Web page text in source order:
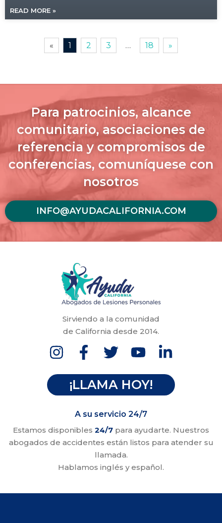
READ MORE »
« 1 2 3 … 18 »
Para patrocinios, alcance
comunitario, asociaciones de
referencia y compromisos de
conferencias, comuníquese con
nosotros
INFO@AYUDACALIFORNIA.COM
Sirviendo a la comunidad
de California desde 2014.
¡LLAMA HOY!
A su servicio 24/7
Estamos disponibles 24/7 para ayudarte. Nuestros
abogados de accidentes están listos para atender su
llamada.
Hablamos inglés y español.